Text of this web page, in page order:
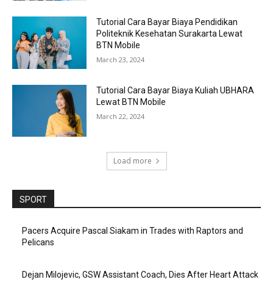
Tutorial Cara Bayar Biaya Pendidikan
Politeknik Kesehatan Surakarta Lewat
BTN Mobile
March 23, 2024
Tutorial Cara Bayar Biaya Kuliah UBHARA
Lewat BTN Mobile
March 22, 2024
Load more
SPORT
Pacers Acquire Pascal Siakam in Trades with Raptors and
Pelicans
Dejan Milojevic, GSW Assistant Coach, Dies After Heart Attack